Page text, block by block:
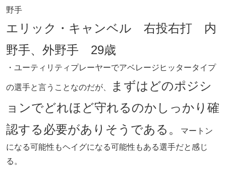
野手
エリック・キャンベル 右投右打 内
野手、外野手 29歳
・ユーティリティプレーヤーでアベレージヒッタータイプ
の選手と言うことなのだが、
まずはどのポジシ
ョンでどれほど守れるのかしっかり確
認する必要がありそうである。
マートン
になる可能性もヘイグになる可能性もある選手だと感じ
る。